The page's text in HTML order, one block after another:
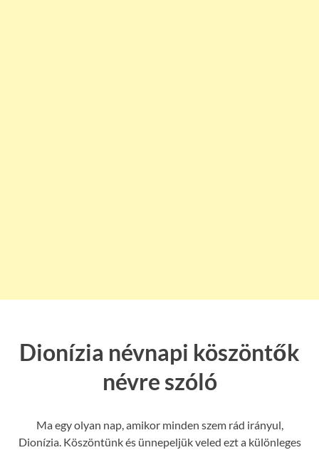
Dionízia névnapi köszöntők
névre szóló
Ma egy olyan nap, amikor minden szem rád irányul,
Dionízia. Köszöntünk és ünnepeljük veled ezt a különleges